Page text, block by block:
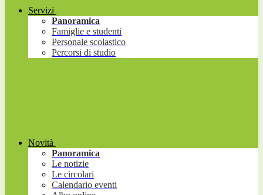
Servizi
Panoramica
Famiglie e studenti
Personale scolastico
Percorsi di studio
Novità
Panoramica
Le notizie
Le circolari
Calendario eventi